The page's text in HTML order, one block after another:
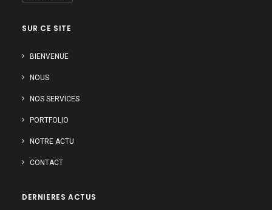
SUR CE SITE
BIENVENUE
NOUS
NOS SERVICES
PORTFOLIO
NOTRE ACTU
CONTACT
DERNIERES ACTUS